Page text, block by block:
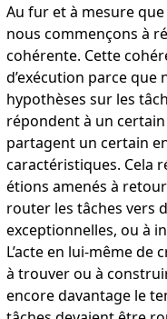
Au fur et à mesure
nous commençons à
cohérente. Cette
d’exécution parce que
hypothèses sur les
répondent à un
partagent un certain
caractéristiques. Cela
étions amenés à
router les tâches vers
exceptionnelles, ou à
L’acte en lui-même de
à trouver ou à
encore davantage le